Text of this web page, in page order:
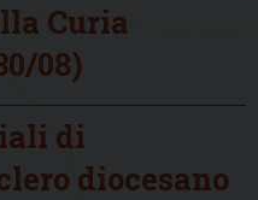
Curia
08)
di
diocesano